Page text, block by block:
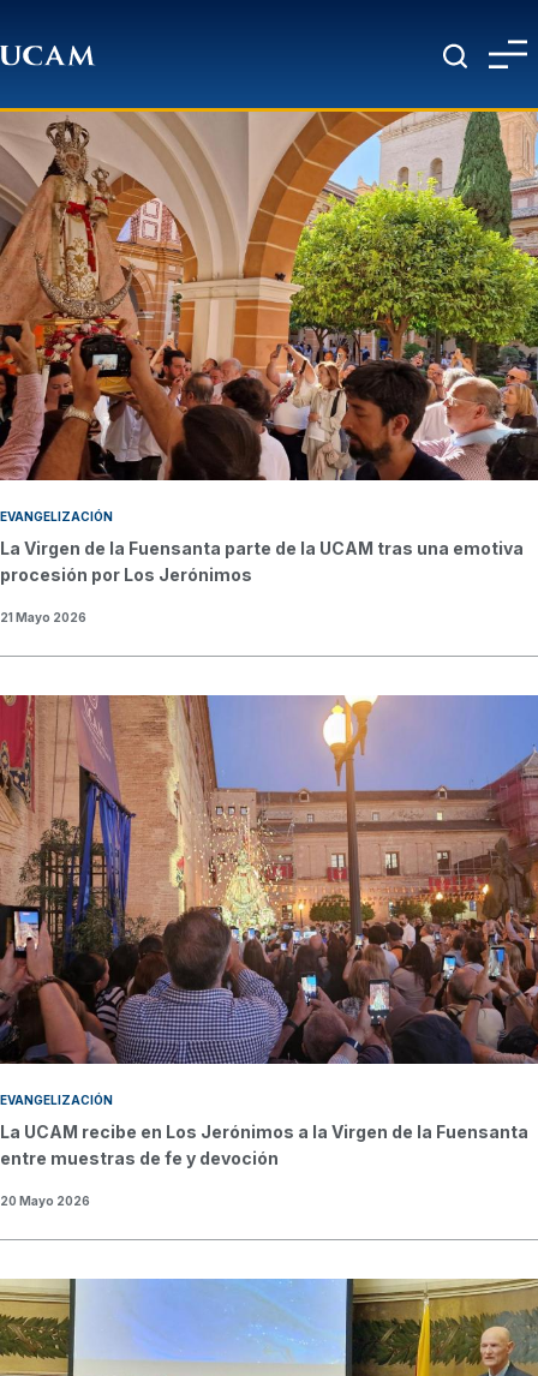
EVANGELIZACIÓN
La Virgen de la Fuensanta parte de la UCAM tras una emotiva
procesión por Los Jerónimos
21 Mayo 2026
EVANGELIZACIÓN
La UCAM recibe en Los Jerónimos a la Virgen de la Fuensanta
entre muestras de fe y devoción
20 Mayo 2026